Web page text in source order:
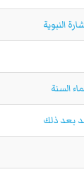
النبوية
السنة
بعد ذلك